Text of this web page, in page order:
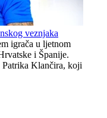
Preporučuje ContentExchange